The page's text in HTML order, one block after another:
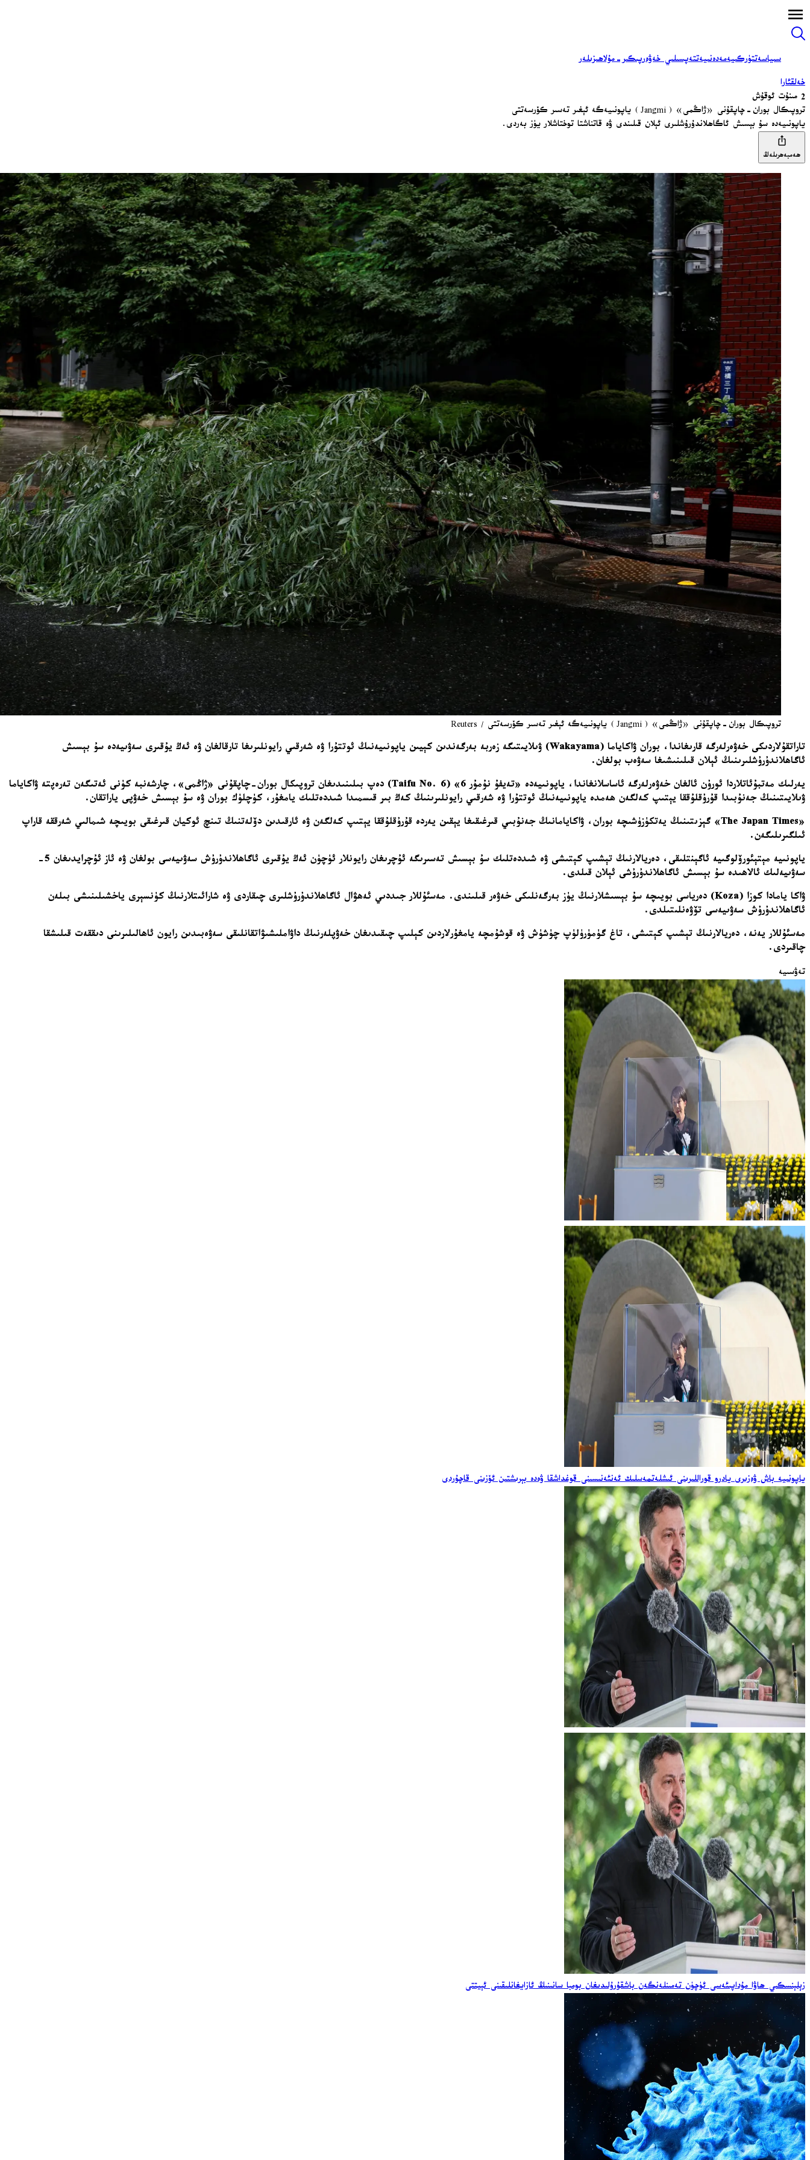
سىياسەتتۈركىيەمەدەنىيەتتەپسىلىي خەۋەرپىكىر-مۇلاھىزىلەر
خەلقئارا
2 مىنۇت ئوقۇش
تروپىكال بوران-چاپقۇنى «ژاڭمى» (Jangmi) ياپونىيەگە ئېغىر تەسىر كۆرسەتتى
ياپونىيەدە سۇ بېسىش ئاگاھلاندۇرۇشلىرى ئېلان قىلىندى ۋە قاتناشتا توختاشلار يۈز بەردى.
ھەمبەھرىلەڭ
تروپىكال بوران-چاپقۇنى «ژاڭمى» (Jangmi) ياپونىيەگە ئېغىر تەسىر كۆرسەتتى / Reuters
تاراتقۇلاردىكى خەۋەرلەرگە قارىغاندا، بوران ۋاكاياما (Wakayama) ۋىلايىتىگە زەربە بەرگەندىن كېيىن ياپونىيەنىڭ ئوتتۇرا ۋە شەرقىي رايونلىرىغا تارقالغان ۋە ئەڭ يۇقىرى سەۋىيەدە سۇ بېسىش
ئاگاھلاندۇرۇشلىرىنىڭ ئېلان قىلىنىشىغا سەۋەب بولغان.
يەرلىك مەتبۇئاتلاردا ئورۇن ئالغان خەۋەرلەرگە ئاساسلانغاندا، ياپونىيەدە «تەيفۇ نۇمۇر 6» (Taifu No. 6) دەپ بىلىنىدىغان تروپىكال بوران-چاپقۇنى «ژاڭمى»، چارشەنبە كۈنى ئەتىگەن تەرەپتە ۋاكاياما
ۋىلايىتىنىڭ جەنۇبىدا قۇرۇقلۇققا يېتىپ كەلگەن ھەمدە ياپونىيەنىڭ ئوتتۇرا ۋە شەرقىي رايونلىرىنىڭ كەڭ بىر قىسمىدا شىددەتلىك يامغۇر، كۈچلۈك بوران ۋە سۇ بېسىش خەۋپى ياراتقان.
«The Japan Times» گېزىتىنىڭ يەتكۈزۈشىچە بوران، ۋاكايامانىڭ جەنۇبىي قىرغىقىغا يېقىن يەردە قۇرۇقلۇققا يېتىپ كەلگەن ۋە ئارقىدىن دۆلەتنىڭ تىنچ ئوكيان قىرغىقى بويىچە شىمالىي شەرققە قاراپ
ئىلگىرىلىگەن.
ياپونىيە مېتېئورۆلوگىيە ئاگېنتلىقى، دەريالارنىڭ تېشىپ كېتىشى ۋە شىددەتلىك سۇ بېسىش تەسىرىگە ئۇچرىغان رايونلار ئۈچۈن ئەڭ يۇقىرى ئاگاھلاندۇرۇش سەۋىيەسى بولغان ۋە ئاز ئۇچرايدىغان 5-
سەۋىيەلىك ئالاھىدە سۇ بېسىش ئاگاھلاندۇرۇشى ئېلان قىلدى.
ۋاكا يامادا كوزا (Koza) دەرياسى بويىچە سۇ بېسىشلارنىڭ يۈز بەرگەنلىكى خەۋەر قىلىندى. مەسئۇللار جىددىي ئەھۋال ئاگاھلاندۇرۇشلىرى چىقاردى ۋە شارائىتلارنىڭ كۈنسېرى ياخشىلىنىشى بىلەن
ئاگاھلاندۇرۇش سەۋىيەسى تۆۋەنلىتىلدى.
مەسئۇللار يەنە، دەريالارنىڭ تېشىپ كېتىشى، تاغ گۈمۈرۈلۈپ چۈشۈش ۋە قوشۇمچە يامغۇرلاردىن كېلىپ چىقىدىغان خەۋپلەرنىڭ داۋاملىشىۋاتقانلىقى سەۋەبىدىن رايون ئاھالىلىرىنى دىققەت قىلىشقا
چاقىردى.
تەۋسىيە
ياپونىيە باش ۋەزىرى يادرو قوراللىرىنى ئىشلەتمەسلىك ئەنئەنىسىنى قوغداشقا ۋەدە بېرىشتىن ئۆزىنى قاچۇردى
زېلېنسكىي ھاۋا مۇداپىئەسى ئۈچۈن تەمىنلەنگەن باشقۇرۇلىدىغان بومبا سانىنىڭ ئازايغانلىقىنى ئېيتتى